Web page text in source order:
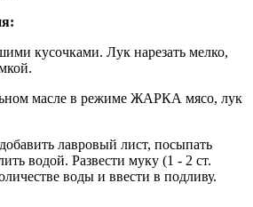
кусочками. Лук нарезать мелко,
масле в режиме ЖАРКА мясо, лук
лавровый лист, посыпать
водой. Развести муку (1 - 2 ст.
воды и ввести в подливу.